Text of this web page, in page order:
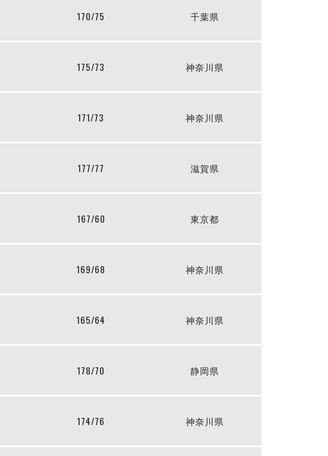
170/75 千葉県
175/73 神奈川県
171/73 神奈川県
177/77 滋賀県
167/60 東京都
169/68 神奈川県
165/64 神奈川県
178/70 静岡県
174/76 神奈川県